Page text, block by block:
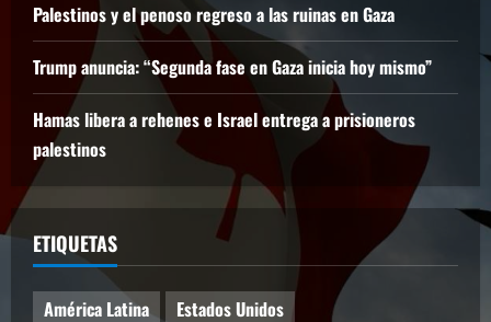
Palestinos y el penoso regreso a las ruinas en Gaza
Trump anuncia: “Segunda fase en Gaza inicia hoy mismo”
Hamas libera a rehenes e Israel entrega a prisioneros
palestinos
ETIQUETAS
América Latina Estados Unidos